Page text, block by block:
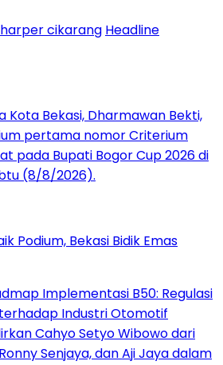
harper cikarang Headline
Podium, Bekasi Bidik Emas